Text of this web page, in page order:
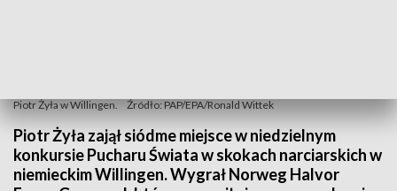
Piotr Żyła w Willingen. Źródło: PAP/EPA/Ronald Wittek
Piotr Żyła zajął siódme miejsce w niedzielnym
konkursie Pucharu Świata w skokach narciarskich w
niemieckim Willingen. Wygrał Norweg Halvor